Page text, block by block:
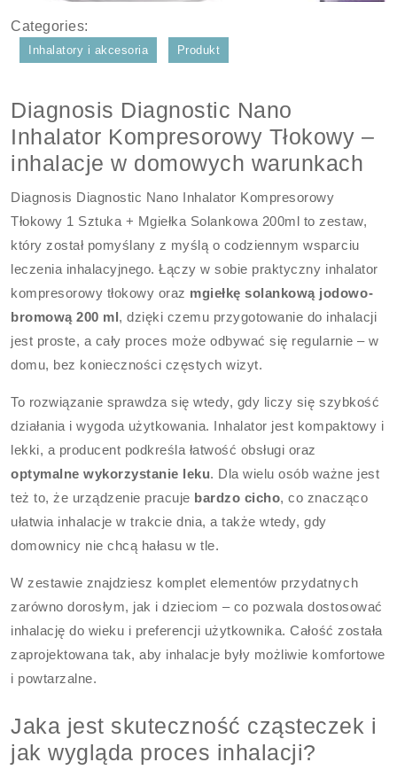
Categories:
Inhalatory i akcesoria Produkt
Diagnosis Diagnostic Nano
Inhalator Kompresorowy Tłokowy –
inhalacje w domowych warunkach
Diagnosis Diagnostic Nano Inhalator Kompresorowy
Tłokowy 1 Sztuka + Mgiełka Solankowa 200ml to zestaw,
który został pomyślany z myślą o codziennym wsparciu
leczenia inhalacyjnego. Łączy w sobie praktyczny inhalator
kompresorowy tłokowy oraz mgiełkę solankową jodowo-
bromową 200 ml, dzięki czemu przygotowanie do inhalacji
jest proste, a cały proces może odbywać się regularnie – w
domu, bez konieczności częstych wizyt.
To rozwiązanie sprawdza się wtedy, gdy liczy się szybkość
działania i wygoda użytkowania. Inhalator jest kompaktowy i
lekki, a producent podkreśla łatwość obsługi oraz
optymalne wykorzystanie leku. Dla wielu osób ważne jest
też to, że urządzenie pracuje bardzo cicho, co znacząco
ułatwia inhalacje w trakcie dnia, a także wtedy, gdy
domownicy nie chcą hałasu w tle.
W zestawie znajdziesz komplet elementów przydatnych
zarówno dorosłym, jak i dzieciom – co pozwala dostosować
inhalację do wieku i preferencji użytkownika. Całość została
zaprojektowana tak, aby inhalacje były możliwie komfortowe
i powtarzalne.
Jaka jest skuteczność cząsteczek i
jak wygląda proces inhalacji?